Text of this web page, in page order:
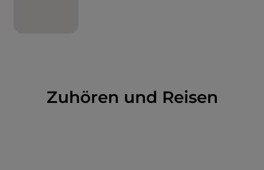
Zuhören und Reisen